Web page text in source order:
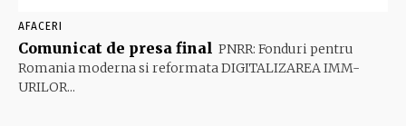
AFACERI
Comunicat de presa final PNRR: Fonduri pentru
Romania moderna si reformata DIGITALIZAREA IMM-
URILOR...